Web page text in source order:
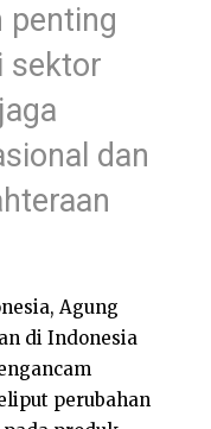
penting
sektor
dan
Agung
di Indonesia
perubahan